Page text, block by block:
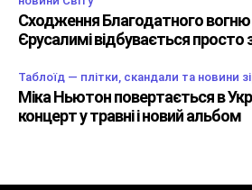
Сходження Благодатного вогню
Єрусалимі відбувається просто
Таблоїд — плітки, скандали та новини
Міка Ньютон повертається в
концерт у травні і новий альбом